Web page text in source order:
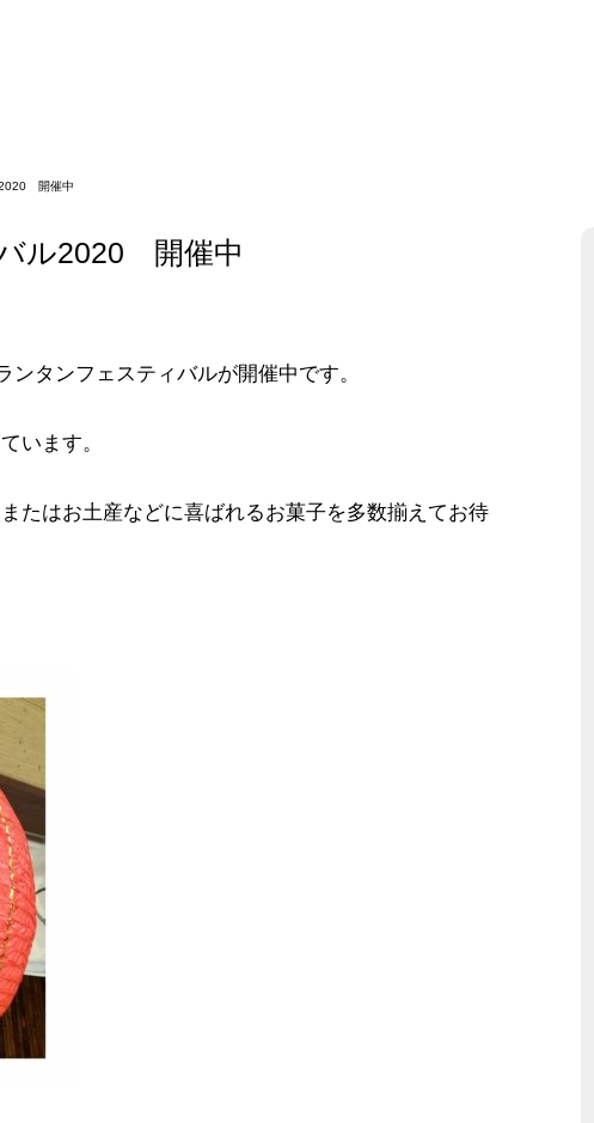
2020 開催中
ル2020 開催中
タンフェスティバルが開催中です。
います。
たはお土産などに喜ばれるお菓子を多数揃えてお待